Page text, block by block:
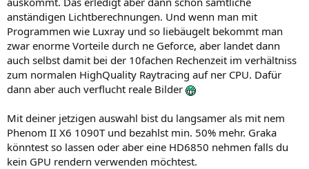
anständigen Lichtberechnungen. Und wenn man mit
Programmen wie Luxray und so liebäugelt bekommt man
zwar enorme Vorteile durch ne Geforce, aber landet dann
auch selbst damit bei der 10fachen Rechenzeit im verhältniss
zum normalen HighQuality Raytracing auf ner CPU. Dafür
dann aber auch verflucht reale Bilder
Mit deiner jetzigen auswahl bist du langsamer als mit nem
Phenom II X6 1090T und bezahlst min. 50% mehr. Graka
könntest so lassen oder aber eine HD6850 nehmen falls du
kein GPU rendern verwenden möchtest.